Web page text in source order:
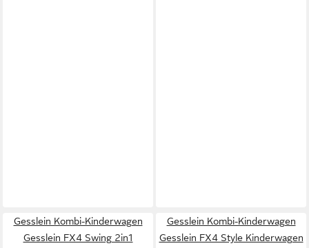
Gesslein Kombi-Kinderwagen
Gesslein FX4 Swing 2in1
Gesslein Kombi-Kinderwagen
Gesslein FX4 Style Kinderwagen